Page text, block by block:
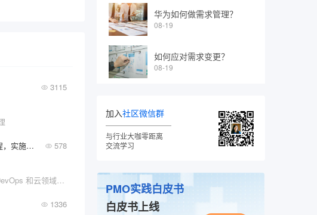
3115
一篇文章带你了解什么是平台工程，实施平台工程你需要具体做什么？ 578
介绍在这篇博文中，我们将讨论DevOps 和云领域中一个相对较新的热门话题，即“平台工程”。
1336
华为如何做需求管理？
08-19
如何应对需求变更？
08-19
加入社区微信群
与行业大咖零距离
交流学习
PMO实践白皮书
白皮书上线